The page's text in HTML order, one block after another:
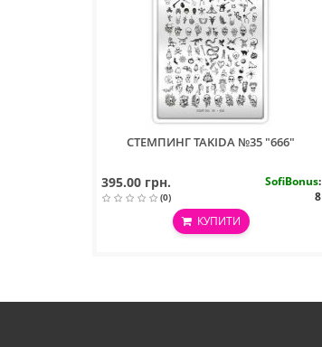
СТЕМПИНГ TAKIDA №35 "666"
395.00 грн.
(0)
SofiBonus:
8
КУПИТИ